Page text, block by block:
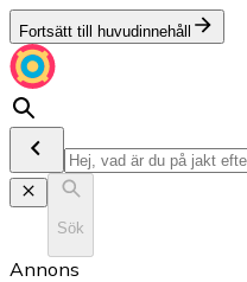
Fortsätt till huvudinnehåll
Sök
Annons